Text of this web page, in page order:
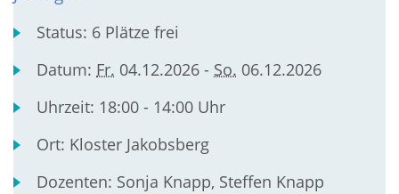
Status: 6 Plätze frei
Datum: Fr. 04.12.2026 - So. 06.12.2026
Uhrzeit: 18:00 - 14:00 Uhr
Ort: Kloster Jakobsberg
Dozenten: Sonja Knapp, Steffen Knapp